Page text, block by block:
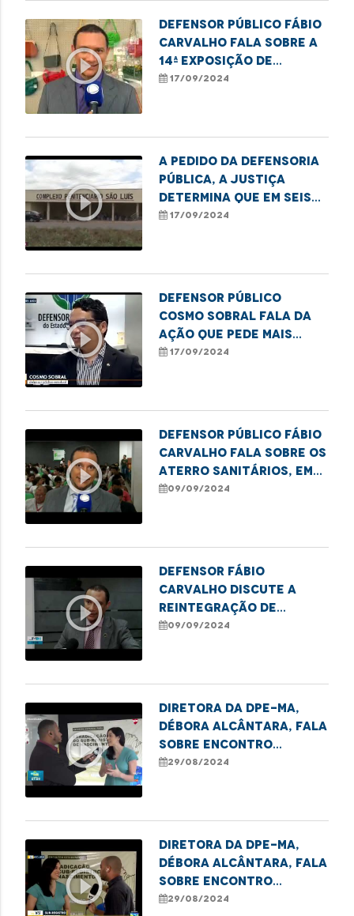
play_circle_outline
Defensor público Fábio
Carvalho fala sobre a
14ª Exposição de
Desenhos Afro,
CEIRI de Imperatriz
17/09/2024
play_circle_outline
A pedido da Defensoria
Pública, a Justiça
determina que em seis
meses, o Estado deve
de Pedrinhas.
17/09/2024
play_circle_outline
Defensor público
Cosmo Sobral fala da
ação que pede mais
leitos para cirurgias
17/09/2024
play_circle_outline
Defensor público Fábio
Carvalho fala sobre os
Aterro Sanitários, em
debate no IFMA de
09/09/2024
play_circle_outline
Defensor Fábio
Carvalho discute a
reintegração de
crianças com autismo
09/09/2024
play_circle_outline
Diretora da DPE-MA,
Débora Alcântara, fala
sobre Encontro
Estadual para
29/08/2024
play_circle_outline
Diretora da DPE-MA,
Débora Alcântara, fala
sobre Encontro
Estadual para
29/08/2024